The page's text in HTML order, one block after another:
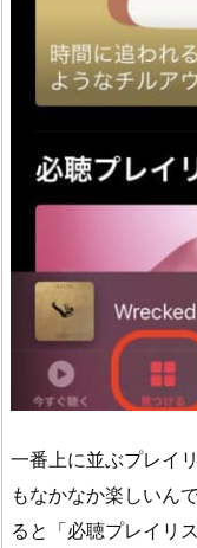
一番上に並ぶプレイ
もなかなか楽しいん
ると「必聴プレイリ